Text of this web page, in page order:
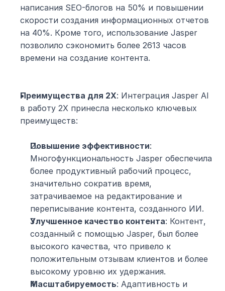
написания SEO-блогов на 50% и повышении
скорости создания информационных отчетов
на 40%. Кроме того, использование Jasper
позволило сэкономить более 2613 часов
времени на создание контента.
Преимущества для 2X: Интеграция Jasper AI
в работу 2X принесла несколько ключевых
преимуществ:
Повышение эффективности:
Многофункциональность Jasper обеспечила
более продуктивный рабочий процесс,
значительно сократив время,
затрачиваемое на редактирование и
переписывание контента, созданного ИИ.
Улучшенное качество контента: Контент,
созданный с помощью Jasper, был более
высокого качества, что привело к
положительным отзывам клиентов и более
высокому уровню их удержания.
Масштабируемость: Адаптивность и